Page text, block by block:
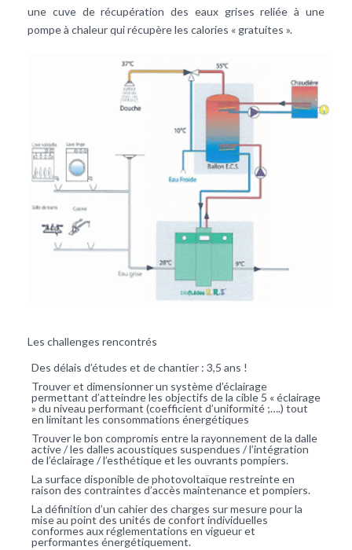
une cuve de récupération des eaux grises reliée à une
pompe à chaleur qui récupère les calories « gratuites ».
Les challenges rencontrés
Des délais d’études et de chantier : 3,5 ans !
Trouver et dimensionner un système d’éclairage
permettant d’atteindre les objectifs de la cible 5 « éclairage
» du niveau performant (coefficient d’uniformité ;….) tout
en limitant les consommations énergétiques
Trouver le bon compromis entre la rayonnement de la dalle
active / les dalles acoustiques suspendues / l’intégration
de l’éclairage / l’esthétique et les ouvrants pompiers.
La surface disponible de photovoltaïque restreinte en
raison des contraintes d’accès maintenance et pompiers.
La définition d’un cahier des charges sur mesure pour la
mise au point des unités de confort individuelles
conformes aux réglementations en vigueur et
performantes énergétiquement.